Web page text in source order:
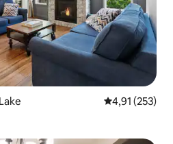
Średnia
4,91 (253)